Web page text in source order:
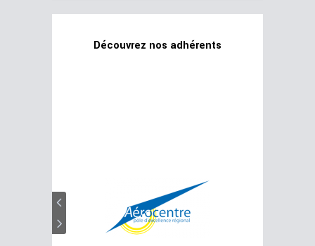
Découvrez nos adhérents